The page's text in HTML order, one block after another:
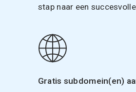
stap naar een
Gratis subdomein(en)